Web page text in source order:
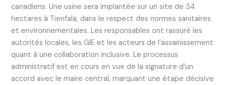
canadiens. Une usine sera implantée sur un site de 34
hectares à Tienfala, dans le respect des normes sanitaires
et environnementales. Les responsables ont rassuré les
autorités locales, les GIE et les acteurs de l’assainissement
quant à une collaboration inclusive. Le processus
administratif est en cours en vue de la signature d’un
accord avec le maire central, marquant une étape décisive